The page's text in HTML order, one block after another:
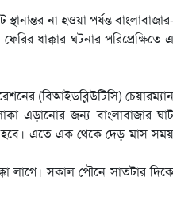
না হওয়া পর্যন্ত বাংলাবাজার-
ধাক্কার ঘটনার পরিপ্রেক্ষিতে এ
(বিআইডব্লিউটিসি) চেয়ারম্যান
এড়ানোর জন্য বাংলাবাজার ঘাট
হবে। এতে এক থেকে দেড় মাস সময়
লাগে। সকাল পৌনে সাতটার দিকে